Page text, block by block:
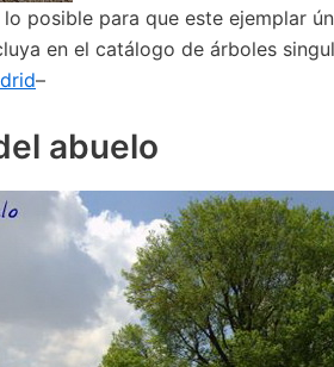
posible para que este ejemplar
en el catálogo de árboles
–
abuelo